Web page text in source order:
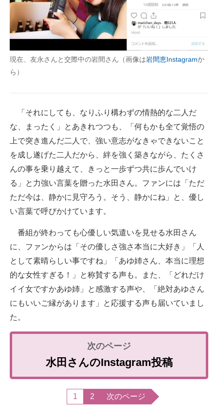
現在、友永さんと交際中の岩間さん（画像は岩間恵Instagramか
ら）
「それにしても、なりふり構わずの情熱的な二人だ
な、まったく」とあきれつつも、「何もかも全て覚悟の
上で突き進んだ二人で、強い意志がなきゃできないこと
を成し遂げた二人だから、絆を強く築きながら、たくさ
んの事を乗り越えて、きっと一歩ずつ共に歩んでいけ
る」と力強い言葉を贈った水田さん。ファンには「ただ
ただ今は、静かに見守ろう。そう、静かにね」と、優し
い言葉で呼びかけています。
番組が終わっても心優しい気遣いを見せる水田さん
に、ファンからは「その優しさ強さ本当に大好き」「人
として素晴らしい事ですね」「あゆ姉さん、本当に理想
的な女性すぎる！」と称賛する声も。また、「どれだけ
イイ女ですかあゆ姉」と感激する声や、「絶対あゆさん
にもいいご縁があります」と応援する声も届いていまし
た。
水田さんのInstagram投稿
1 2 次のページ